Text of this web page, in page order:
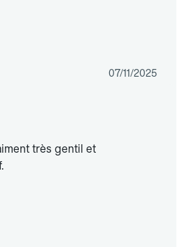
07/11/2025
très gentil et